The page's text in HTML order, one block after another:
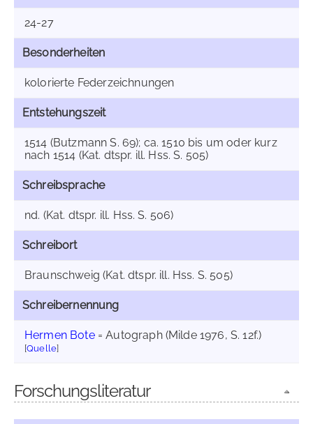
24-27
Besonderheiten
kolorierte Federzeichnungen
Entstehungszeit
1514 (Butzmann S. 69); ca. 1510 bis um oder kurz
nach 1514 (Kat. dtspr. ill. Hss. S. 505)
Schreibsprache
nd. (Kat. dtspr. ill. Hss. S. 506)
Schreibort
Braunschweig (Kat. dtspr. ill. Hss. S. 505)
Schreibernennung
Hermen Bote= Autograph (Milde 1976, S. 12f.)
[Quelle]
Forschungsliteratur